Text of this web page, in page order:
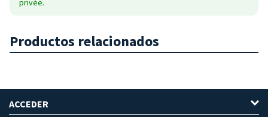
Productos relacionados
ACCEDER